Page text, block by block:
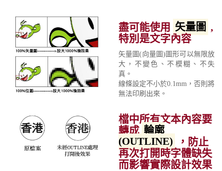
盡可能使用 矢量圖 ,
特別是文字內容
矢量圖(向量圖)圖形可以無限放
大，不變色、不模糊、不失
真。
線條設定不小於0.1mm，否則將
無法印刷出來。
檔中所有文本內容要
轉成 輪廓
(OUTLINE)
，防止
再次打開時字體缺失
而影響實際設計效果